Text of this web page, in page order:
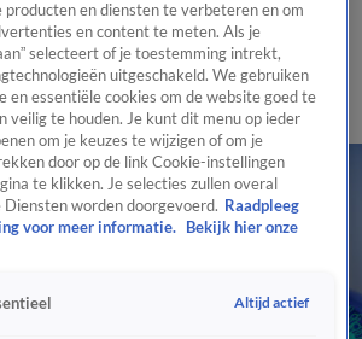
WeerTip de redactiePanelVideo's
producten en diensten te verbeteren en om
en content te meten. Als je
selecteert of je toestemming intrekt,
uitgeschakeld. We gebruiken
en essentiële cookies om de website goed te
veilig te houden. Je kunt dit menu op ieder
om je keuzes te wijzigen of om je
door op de link Cookie-instellingen
te klikken. Je selecties zullen overal
Diensten worden doorgevoerd. Raadpleeg
voor meer informatie.
Bekijk hier onze
Altijd actief